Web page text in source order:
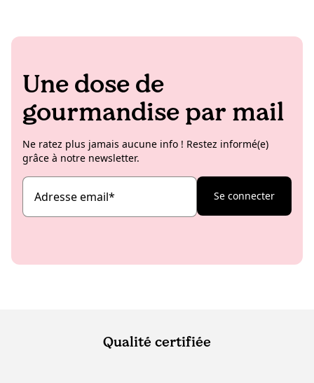
Une dose de
gourmandise par mail
Ne ratez plus jamais aucune info ! Restez informé(e)
grâce à notre newsletter.
Adresse email* Se connecter
Qualité certifiée